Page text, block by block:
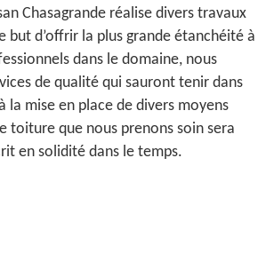
Chasagrande réalise divers travaux
but d’offrir la plus grande étanchéité à
dans le domaine, nous
de qualité qui sauront tenir dans
la mise en place de divers moyens
toiture que nous prenons soin sera
en solidité dans le temps.